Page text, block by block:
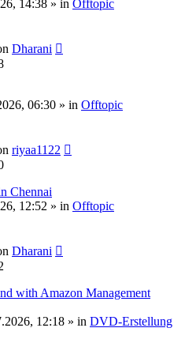
14:38 » in Offtopic
Dharani
06:30 » in Offtopic
riyaa1122
Chennai
12:52 » in Offtopic
Dharani
with Amazon Management
12:18 » in DVD-Erstellung